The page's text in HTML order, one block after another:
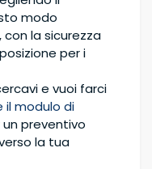
modo
la sicurezza
per i
e vuoi farci
il modulo di
preventivo
la tua